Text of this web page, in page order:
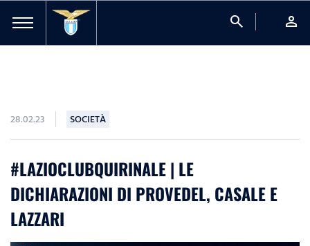
search person
28.02.23 SOCIETÀ
#LAZIOCLUBQUIRINALE | LE
DICHIARAZIONI DI PROVEDEL, CASALE E
LAZZARI